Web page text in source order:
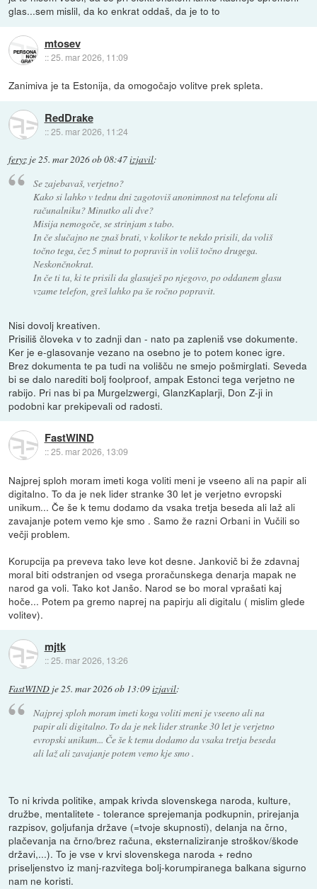
glas...sem mislil, da ko enkrat oddaš, da je to to
mtosev
::25. mar 2026, 11:09
Zanimiva je ta Estonija, da omogočajo volitve prek spleta.
RedDrake
::25. mar 2026, 11:24
feryz je25. mar 2026 ob 08:47izjavil:
Se zajebavaš, verjetno?
Kako si lahko v tednu dni zagotoviš anonimnost na telefonu ali
računalniku? Minutko ali dve?
Misija nemogoče, se strinjam s tabo.
In če slučajno ne znaš brati, v kolikor te nekdo prisili, da voliš
točno tega, čez 5 minut to popraviš in voliš točno drugega.
Neskončnokrat.
In če ti ta, ki te prisili da glasuješ po njegovo, po oddanem glasu
vzame telefon, greš lahko pa še ročno popravit.
Nisi dovolj kreativen.
Prisiliš človeka v to zadnji dan - nato pa zapleniš vse dokumente.
Ker je e-glasovanje vezano na osebno je to potem konec igre.
Brez dokumenta te pa tudi na volišču ne smejo pošmirglati. Seveda
bi se dalo narediti bolj foolproof, ampak Estonci tega verjetno ne
rabijo. Pri nas bi pa Murgelzwergi, GlanzKaplarji, Don Z-ji in
podobni kar prekipevali od radosti.
FastWIND
::25. mar 2026, 13:09
Najprej sploh moram imeti koga voliti meni je vseeno ali na papir ali
digitalno. To da je nek lider stranke 30 let je verjetno evropski
unikum... Če še k temu dodamo da vsaka tretja beseda ali laž ali
zavajanje potem vemo kje smo . Samo že razni Orbani in Vučili so
večji problem.
Korupcija pa preveva tako leve kot desne. Jankovič bi že zdavnaj
moral biti odstranjen od vsega proračunskega denarja mapak ne
narod ga voli. Tako kot Janšo. Narod se bo moral vprašati kaj
hoče... Potem pa gremo naprej na papirju ali digitalu ( mislim glede
volitev).
mjtk
::25. mar 2026, 13:26
FastWIND je25. mar 2026 ob 13:09izjavil:
Najprej sploh moram imeti koga voliti meni je vseeno ali na
papir ali digitalno. To da je nek lider stranke 30 let je verjetno
evropski unikum... Če še k temu dodamo da vsaka tretja beseda
ali laž ali zavajanje potem vemo kje smo .
To ni krivda politike, ampak krivda slovenskega naroda, kulture,
družbe, mentalitete - tolerance sprejemanja podkupnin, prirejanja
razpisov, goljufanja države (=tvoje skupnosti), delanja na črno,
plačevanja na črno/brez računa, eksternaliziranje stroškov/škode
državi,...). To je vse v krvi slovenskega naroda + redno
priseljenstvo iz manj-razvitega bolj-korumpiranega balkana sigurno
nam ne koristi.